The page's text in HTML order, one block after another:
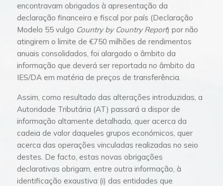
encontravam obrigados à apresentação da
declaração financeira e fiscal por país (Declaração
Modelo 55 vulgo Country by Country Report) por não
atingirem o limite de €750 milhões de rendimentos
anuais consolidados, foi alargado o âmbito da
informação que deverá ser reportada no âmbito da
IES/DA em matéria de preços de transferência.
Assim, como resultado das alterações introduzidas, a
Autoridade Tributária (AT) passará a dispor de
informação altamente detalhada, quer acerca da
cadeia de valor daqueles grupos económicos, quer
acerca das operações vinculadas realizadas no seio
destes. De facto, estas novas obrigações
declarativas obrigam, entre outra informação, à
identificação exaustiva (i) das entidades que